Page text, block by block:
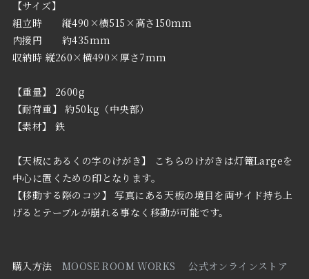
【サイズ】
組立時 縦490×横515×高さ150mm
内接円 約435mm
収納時 縦260×横490×厚さ7mm
【重量】 2600g
【耐荷重】 約50kg（中央部）
【素材】 鉄
【天板にあるくの字のけがき】 こちらのけがきは灯篭Largeを
中心に置くための印となります。
【移動する際のコツ】 写真にある天板の境目を両サイド持ち上
げるとテーブルが崩れる事なく移動が可能です。
購入方法 MOOSE ROOM WORKS 公式オンラインストア